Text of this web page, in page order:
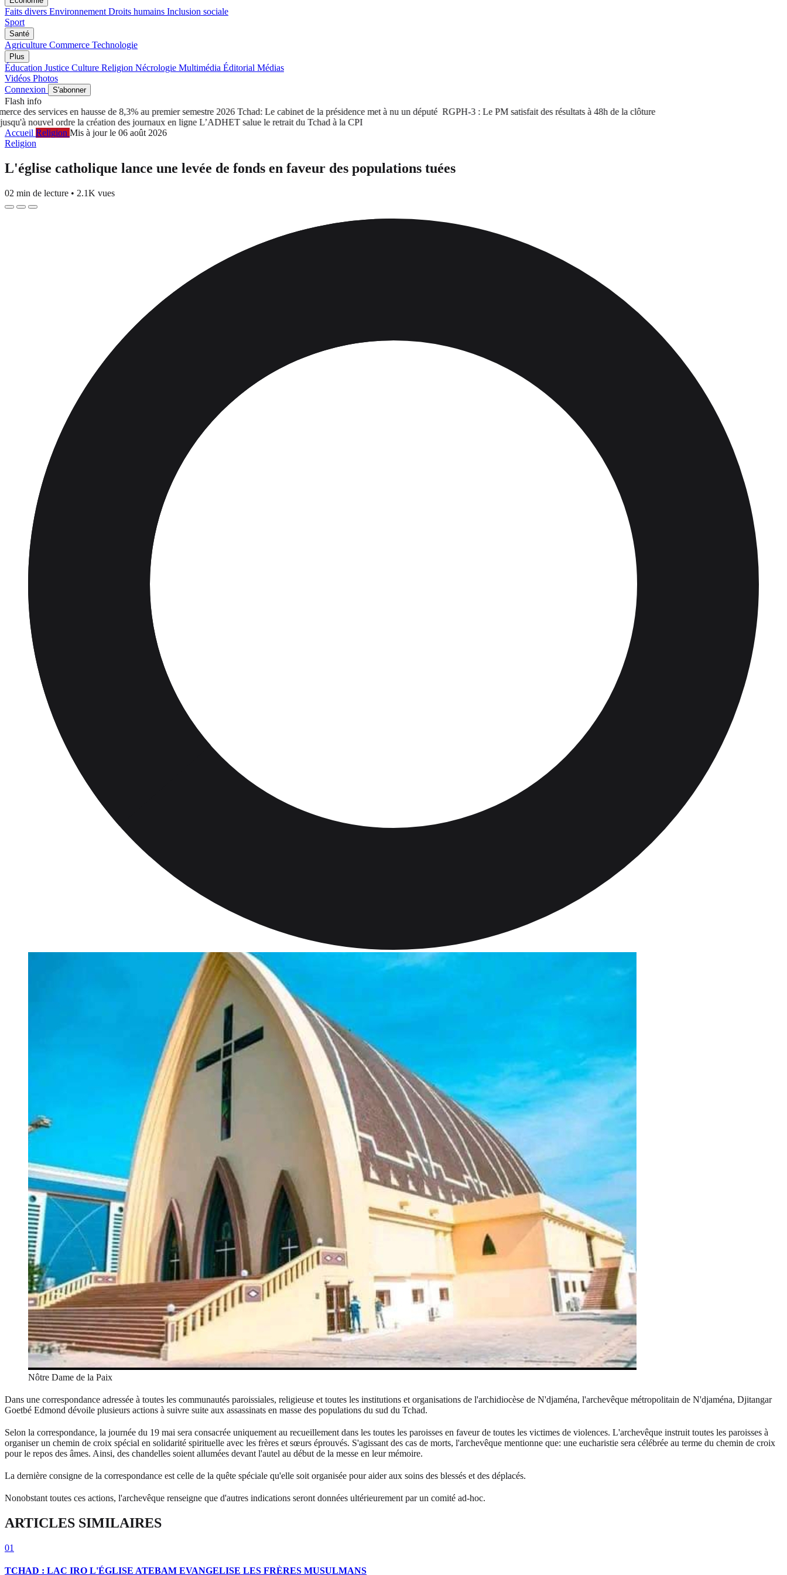
Faits divers Environnement Droits humains Inclusion sociale
Sport
Santé
Agriculture Commerce Technologie
Plus
Éducation Justice Culture Religion Nécrologie Multimédia Éditorial Médias
Vidéos Photos
Connexion
S'abonner
Flash info
des services en hausse de 8,3% au premier semestre 2026Tchad: Le cabinet de la présidence met à nu un députéRGPH-3 : Le PM satisfait des résultats à 48h de la clôture
nouvel ordre la création des journaux en ligneL’ADHET salue le retrait du Tchad à la CPI
Accueil Religion Mis à jour le 06 août 2026
Religion
L'église catholique lance une levée de fonds en faveur des populations tuées
02 min de lecture • 2.1K vues
Nôtre Dame de la Paix
Dans une correspondance adressée à toutes les communautés paroissiales, religieuse et toutes les institutions et organisations de l'archidiocèse de N'djaména, l'archevêque métropolitain de N'djaména, Djitangar
Goetbé Edmond dévoile plusieurs actions à suivre suite aux assassinats en masse des populations du sud du Tchad.
Selon la correspondance, la journée du 19 mai sera consacrée uniquement au recueillement dans les toutes les paroisses en faveur de toutes les victimes de violences. L'archevêque instruit toutes les paroisses à
organiser un chemin de croix spécial en solidarité spirituelle avec les frères et sœurs éprouvés. S'agissant des cas de morts, l'archevêque mentionne que: une eucharistie sera célébrée au terme du chemin de croix
pour le repos des âmes. Ainsi, des chandelles soient allumées devant l'autel au début de la messe en leur mémoire.
La dernière consigne de la correspondance est celle de la quête spéciale qu'elle soit organisée pour aider aux soins des blessés et des déplacés.
Nonobstant toutes ces actions, l'archevêque renseigne que d'autres indications seront données ultérieurement par un comité ad-hoc.
ARTICLES SIMILAIRES
01
TCHAD : LAC IRO L'ÉGLISE ATEBAM EVANGELISE LES FRÈRES MUSULMANS